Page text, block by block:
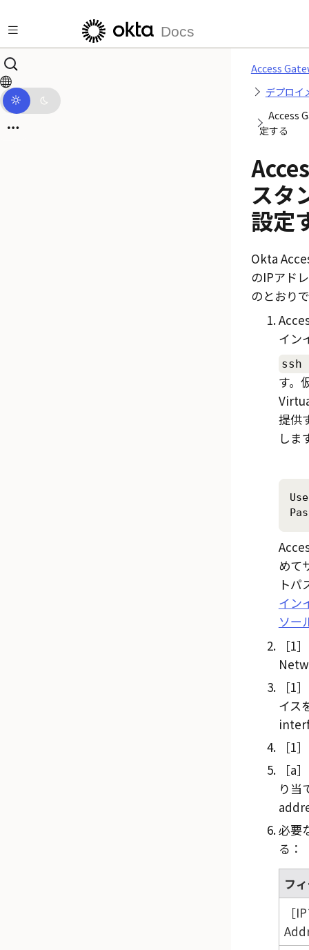
Docs
Access
デプロイ
Access
定する
スタ
設定
Okta
のIPアド
のとおり
イン
ssh
す。
提供
しま
めて
トパ
イン
ソー
1
1
イス
1
a
り当
必要
る：
フ